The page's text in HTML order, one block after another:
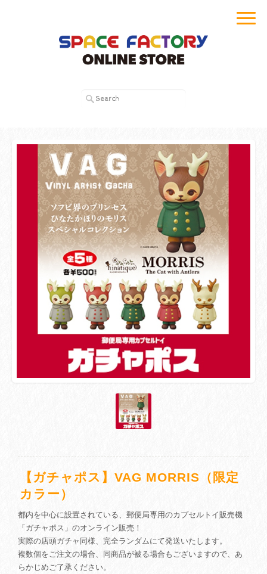
【ガチャポス】VAG MORRIS（限定
カラー）
都内を中心に設置されている、郵便局専用のカプセルトイ販売機
「ガチャポス」のオンライン販売！
実際の店頭ガチャ同様、完全ランダムにて発送いたします。
複数個をご注文の場合、同商品が被る場合もございますので、あ
らかじめご了承ください。